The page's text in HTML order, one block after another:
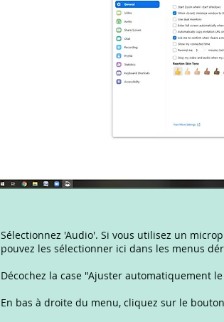
Sélectionnez 'Audio'. Si vous utilisez un
pouvez les sélectionner ici dans les menus
Décochez la case "Ajuster automatiquement
En bas à droite du menu, cliquez sur le